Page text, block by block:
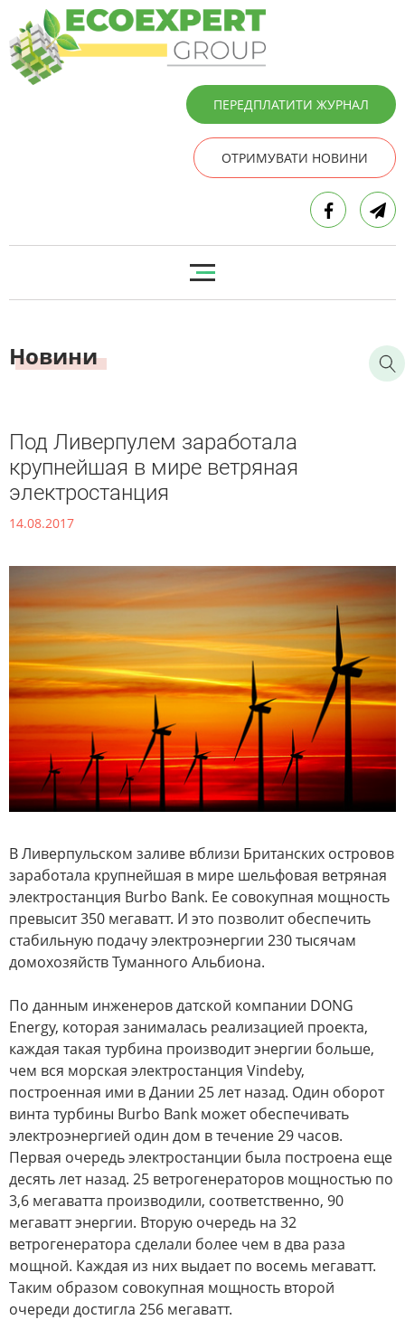
ПЕРЕДПЛАТИТИ ЖУРНАЛ
ОТРИМУВАТИ НОВИНИ
Новини
Под Ливерпулем заработала
крупнейшая в мире ветряная
электростанция
14.08.2017
В Ливерпульском заливе вблизи Британских островов
заработала крупнейшая в мире шельфовая ветряная
электростанция Burbo Bank. Ее совокупная мощность
превысит 350 мегаватт. И это позволит обеспечить
стабильную подачу электроэнергии 230 тысячам
домохозяйств Туманного Альбиона.
По данным инженеров датской компании DONG
Energy, которая занималась реализацией проекта,
каждая такая турбина производит энергии больше,
чем вся морская электростанция Vindeby,
построенная ими в Дании 25 лет назад. Один оборот
винта турбины Burbo Bank может обеспечивать
электроэнергией один дом в течение 29 часов.
Первая очередь электростанции была построена еще
десять лет назад. 25 ветрогенераторов мощностью по
3,6 мегаватта производили, соответственно, 90
мегаватт энергии. Вторую очередь на 32
ветрогенератора сделали более чем в два раза
мощной. Каждая из них выдает по восемь мегаватт.
Таким образом совокупная мощность второй
очереди достигла 256 мегаватт.